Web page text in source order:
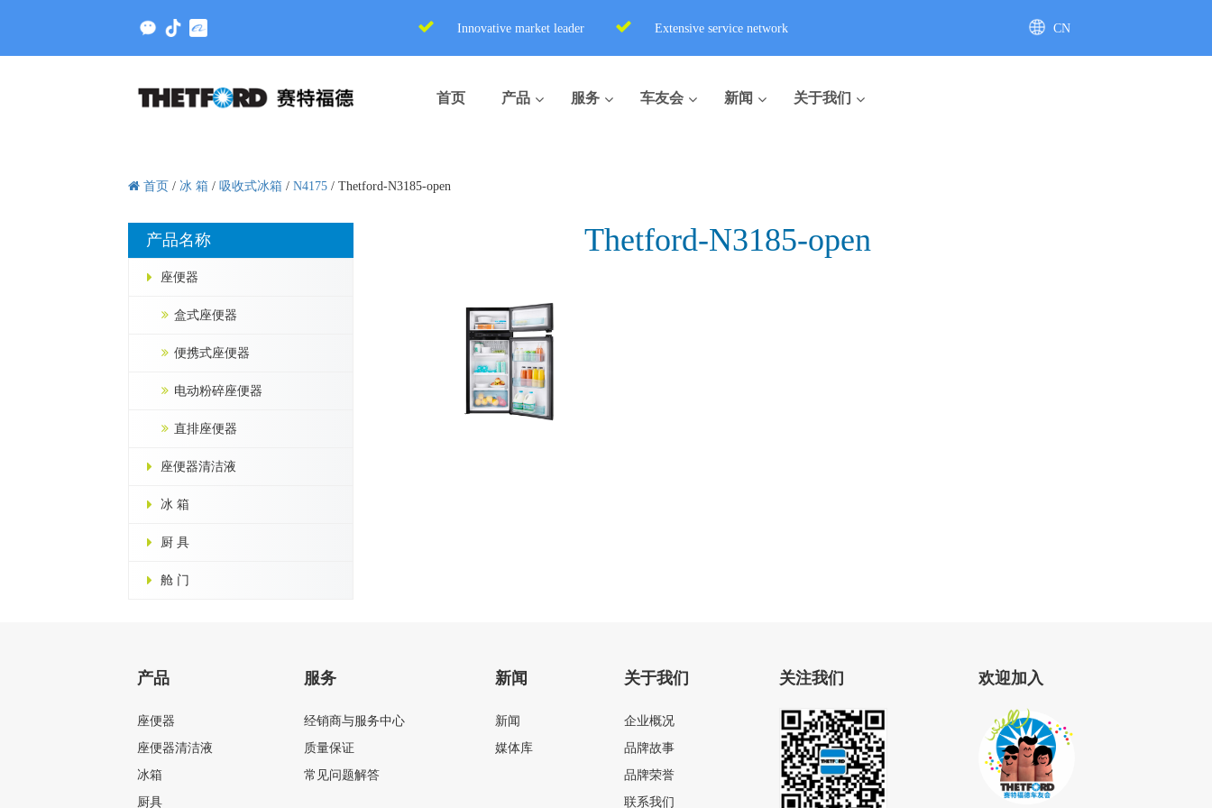
Innovative market leader Extensive service network CN
首页 产品 服务 车友会 新闻 关于我们
首页 / 冰 箱 / 吸收式冰箱 / N4175 / Thetford-N3185-open
产品名称
座便器
盒式座便器
便携式座便器
电动粉碎座便器
直排座便器
座便器清洁液
冰 箱
厨 具
舱 门
Thetford-N3185-open
产品
座便器
座便器清洁液
冰箱
厨具
服务
经销商与服务中心
质量保证
常见问题解答
新闻
新闻
媒体库
关于我们
企业概况
品牌故事
品牌荣誉
联系我们
关注我们 欢迎加入